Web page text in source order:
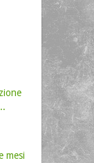
mesi